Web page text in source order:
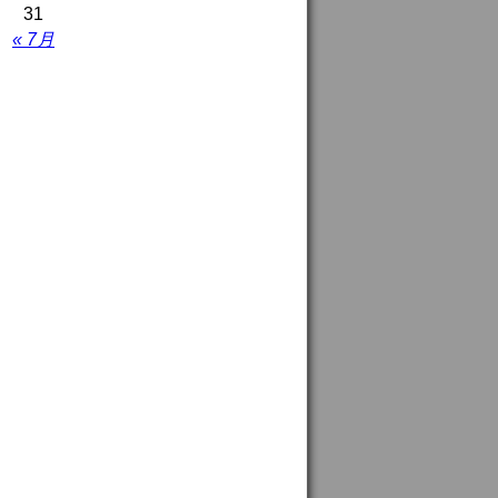
« 7月
31